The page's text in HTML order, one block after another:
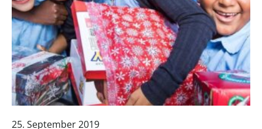
25. September 2019